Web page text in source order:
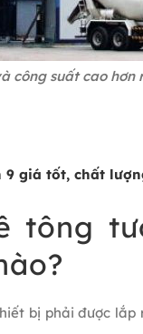
công suất cao
9 giá tốt, chất
tông
bị phải được